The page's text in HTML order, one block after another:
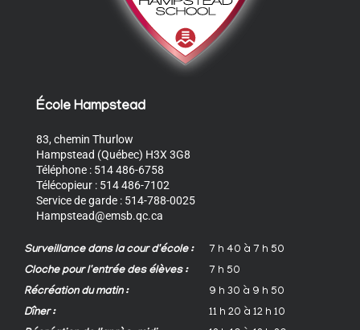
École Hampstead
83, chemin Thurlow
Hampstead (Québec) H3X 3G8
Téléphone : 514 486-6758
Télécopieur : 514 486-7102
Service de garde : 514-788-0025
Hampstead@emsb.qc.ca
Surveillance dans la cour d'école :
7 h 40 à 7 h 50
Cloche pour l'entrée des élèves :
7 h 50
Récréation du matin :
9 h 30 à 9 h 50
Dîner :
11 h 20 à 12 h 10